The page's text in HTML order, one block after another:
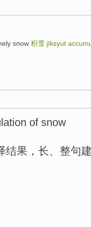
snow 积雪 jīksyut
of snow
结果，长、整句